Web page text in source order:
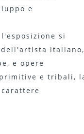
e
si
italiano,
e opere
e tribali,